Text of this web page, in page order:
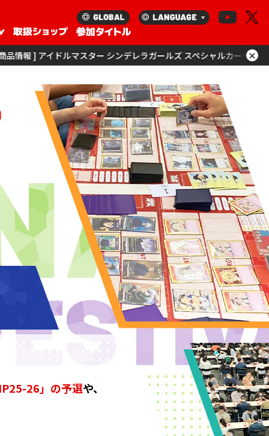
ー シンデレラガールズ スペシャルカードサプライセットを更新！
×
26」の予選や、